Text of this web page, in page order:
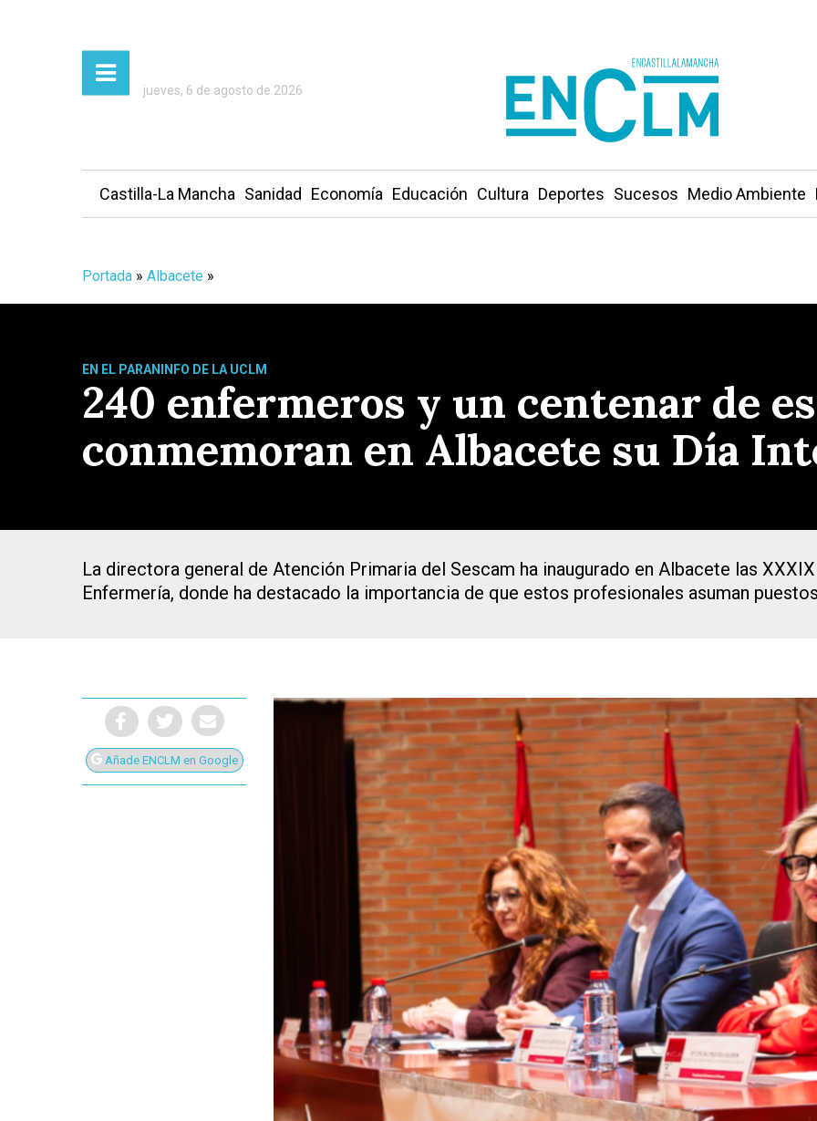
Presiona Intro para buscar o ESC para cerrar
jueves, 6 de agosto de 2026
Castilla-La Mancha Sanidad Economía Educación Cultura Deportes Sucesos Medio Ambiente
Portada » Albacete »
EN EL PARANINFO DE LA UCLM
240 enfermeros y un centenar de
conmemoran en Albacete su Día
La directora general de Atención Primaria del Sescam ha inaugurado en Albacete las
Enfermería, donde ha destacado la importancia de que estos profesionales asuman
Añade ENCLM en Google